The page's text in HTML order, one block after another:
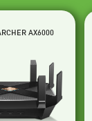
AX6000